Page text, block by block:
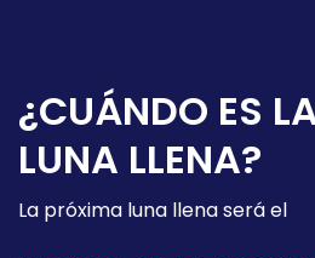
¿CUÁNDO ES
LUNA LLENA?
La próxima luna llena será el